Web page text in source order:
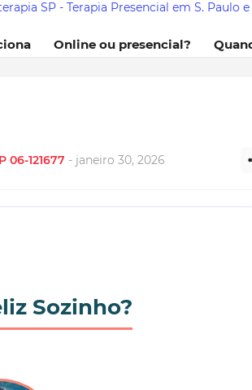
SP - Terapia Presencial em S. Paulo
Online ou presencial?
06-121677 - janeiro 30, 2026
Sozinho?